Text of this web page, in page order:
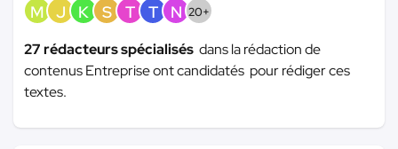
M J K S T T N 20+
27 rédacteurs spécialisés dans la rédaction de
contenus Entreprise ont candidatés pour rédiger ces
textes.